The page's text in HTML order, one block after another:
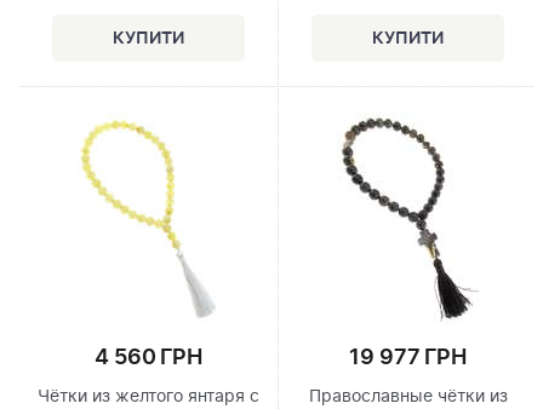
4 560 ГРН
Чётки из желтого янтаря с
19 977 ГРН
Православные чётки из